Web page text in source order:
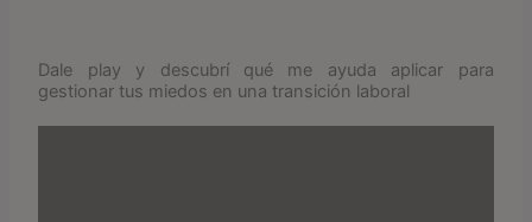
Dale play y descubrí qué me ayuda aplicar para
gestionar tus miedos en una transición laboral